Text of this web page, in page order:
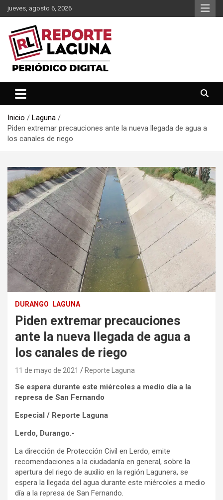
Saltar
al
contenido
jueves, agosto 6, 2026
Reporte Laguna
Inicio
Laguna
Piden extremar precauciones ante la nueva llegada de agua a
los canales de riego
DURANGO LAGUNA
Piden extremar precauciones
ante la nueva llegada de agua a
los canales de riego
11 de mayo de 2021 Reporte Laguna
Se espera durante este miércoles a medio día a la
represa de San Fernando
Especial / Reporte Laguna
Lerdo, Durango.-
La dirección de Protección Civil en Lerdo, emite
recomendaciones a la ciudadanía en general, sobre la
apertura del riego de auxilio en la región Lagunera, se
espera la llegada del agua durante este miércoles a medio
día a la represa de San Fernando.